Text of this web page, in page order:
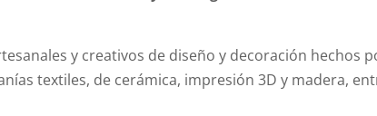
y creativos de diseño y decoración hechos
textiles, de cerámica, impresión 3D y madera,